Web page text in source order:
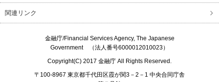
関連リンク
金融庁/Financial Services Agency, The Japanese
Government（法人番号6000012010023）
Copyright(C) 2017 金融庁 All Rights Reserved.
〒100-8967 東京都千代田区霞が関3－2－1 中央合同庁舎